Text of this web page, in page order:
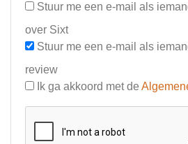
Stuur me een e-mail als
over Sixt
Stuur me een e-mail als
review
Ik ga akkoord met de